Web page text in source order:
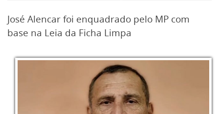
Informe especial
José Alencar foi enquadrado pelo MP com
base na Leia da Ficha Limpa